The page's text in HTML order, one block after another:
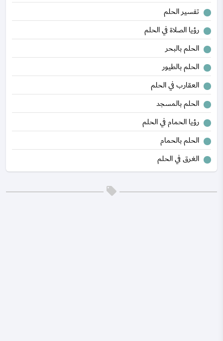
تفسير الحلم
رؤيا الصلاة في الحلم
الحلم بالبحر
الحلم بالطيور
العقارب في الحلم
الحلم بالمسجد
رؤيا الحمام في الحلم
الحلم بالحمام
الغرق في الحلم